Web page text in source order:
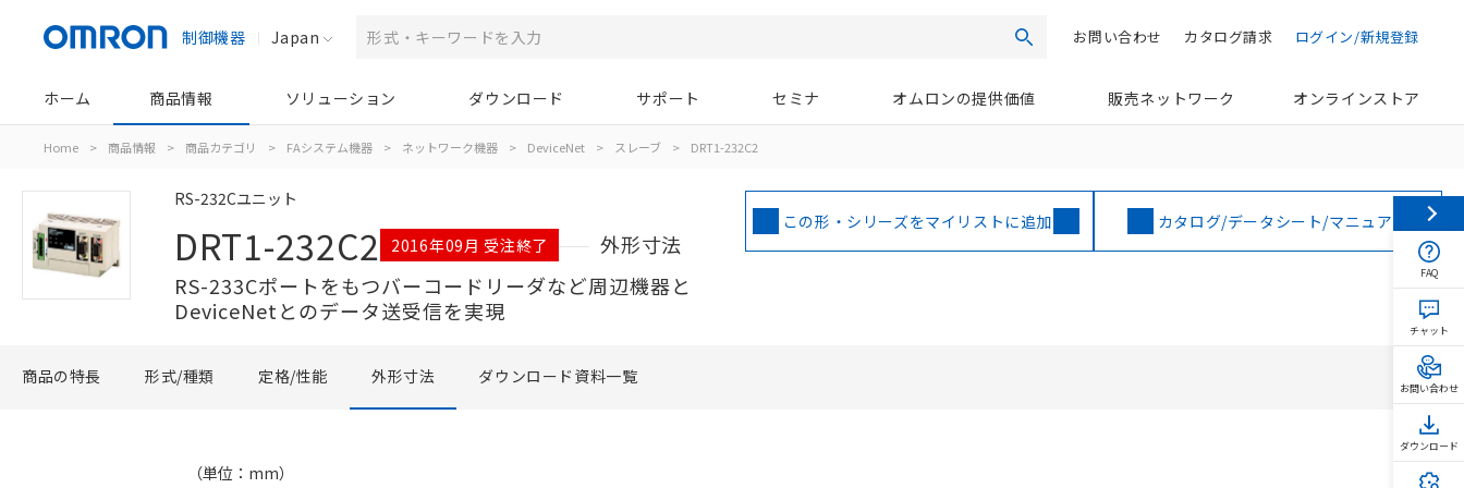
制御機器 Japan 検索 ログイン/新規登録
カタログ請求
お問い合わせ
ホーム 商品情報 ソリューション ダウンロード サポート セミナ オムロンの提供価値 販売ネットワーク オンラインストア
Home > 商品情報 > 商品カテゴリ > FAシステム機器 > ネットワーク機器 > DeviceNet > スレーブ > DRT1-232C2
RS-232Cユニット
DRT1-232C2 2016年09月 受注終了
外形寸法
RS-233Cポートをもつバーコードリーダなど周辺機器と
DeviceNetとのデータ送受信を実現
この形・シリーズをマイリストに追加 カタログ/データシート/マニュアル
商品の特長 形式/種類 定格/性能 外形寸法 ダウンロード資料一覧
（単位：mm）
FAQ
チャット
お問い合わせ
ダウンロード